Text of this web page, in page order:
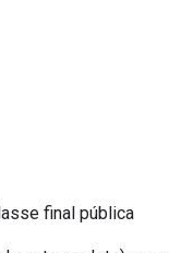
final pública